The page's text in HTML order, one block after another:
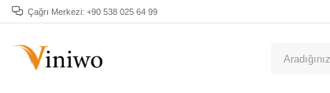
Çağrı Merkezi: +90 538 025 64 99